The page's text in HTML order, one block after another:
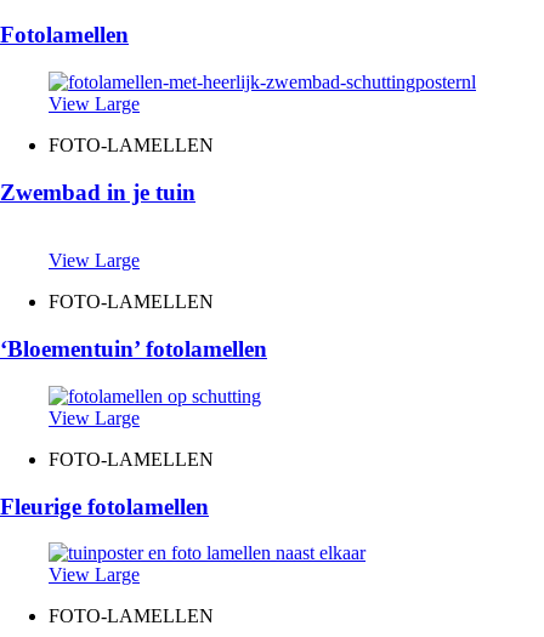
Fotolamellen
View Large
FOTO-LAMELLEN
Zwembad in je tuin
View Large
FOTO-LAMELLEN
‘Bloementuin’ fotolamellen
View Large
FOTO-LAMELLEN
Fleurige fotolamellen
View Large
FOTO-LAMELLEN